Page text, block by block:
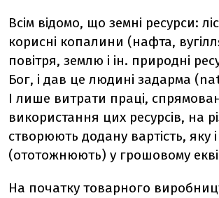
Всім відомо, що земні ресурси:
корисні копалини (нафта,
повітря, землю і ін. природні
Бог, і дав це людині задарма
І лише витрати праці,
використання цих ресурсів, на
створюють додану вартість, яку
(ототожнюють) у грошовому
На початку товарного